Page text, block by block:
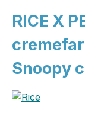
RICE X
Snoopy